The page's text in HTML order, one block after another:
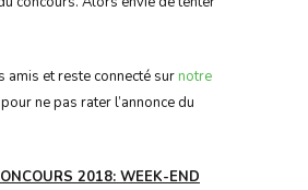
amis et reste connecté sur notre
pour ne pas rater l’annonce du
2018: WEEK-END